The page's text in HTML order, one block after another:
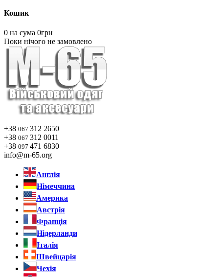
Кошик
0 на сума 0грн
Поки нічого не замовлено
+38 067 312 2650
+38 067 312 0011
+38 097 471 6830
info@m-65.org
Англія
Німеччина
Америка
Австрія
Франція
Нідерланди
Італія
Швейцарія
Чехія